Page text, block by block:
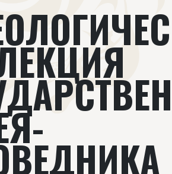
Подкасты
Видеолекторий